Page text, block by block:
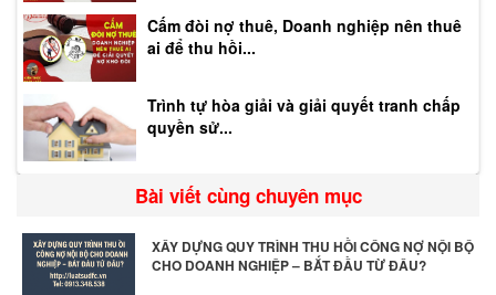
Cấm đòi nợ thuê, Doanh nghiệp nên thuê
ai để thu hồi...
Trình tự hòa giải và giải quyết tranh chấp
quyền sử...
Bài viết cùng chuyên mục
XÂY DỰNG QUY TRÌNH THU HỒI CÔNG NỢ NỘI BỘ
CHO DOANH NGHIỆP – BẮT ĐẦU TỪ ĐÂU?